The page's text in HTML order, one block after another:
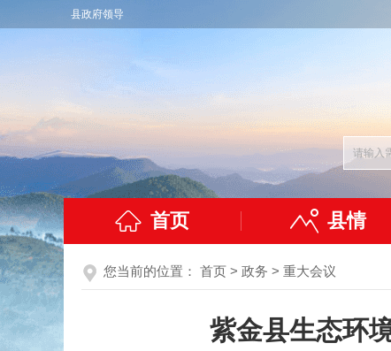
县政府领导
首页 县情
您当前的位置： 首页 > 政务 > 重大会议
紫金县生态环